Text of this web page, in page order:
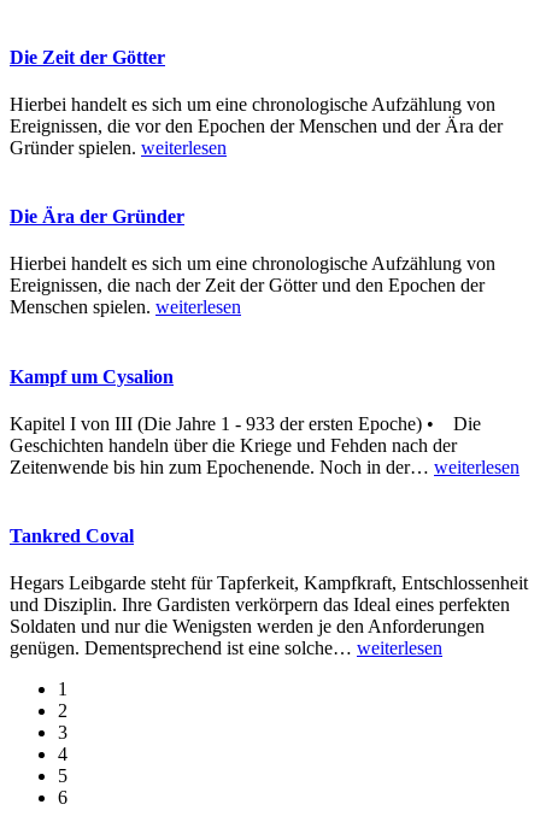
Die Zeit der Götter
Hierbei handelt es sich um eine chronologische Aufzählung von
Ereignissen, die vor den Epochen der Menschen und der Ära der
Gründer spielen. weiterlesen
Die Ära der Gründer
Hierbei handelt es sich um eine chronologische Aufzählung von
Ereignissen, die nach der Zeit der Götter und den Epochen der
Menschen spielen. weiterlesen
Kampf um Cysalion
Kapitel I von III (Die Jahre 1 - 933 der ersten Epoche) • Die
Geschichten handeln über die Kriege und Fehden nach der
Zeitenwende bis hin zum Epochenende. Noch in der… weiterlesen
Tankred Coval
Hegars Leibgarde steht für Tapferkeit, Kampfkraft, Entschlossenheit
und Disziplin. Ihre Gardisten verkörpern das Ideal eines perfekten
Soldaten und nur die Wenigsten werden je den Anforderungen
genügen. Dementsprechend ist eine solche… weiterlesen
1
2
3
4
5
6